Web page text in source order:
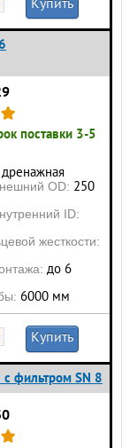
поставки 3-5
дренажная
OD: 250
ID:
жесткости:
до 6
6000 мм
Купить
фильтром SN 8